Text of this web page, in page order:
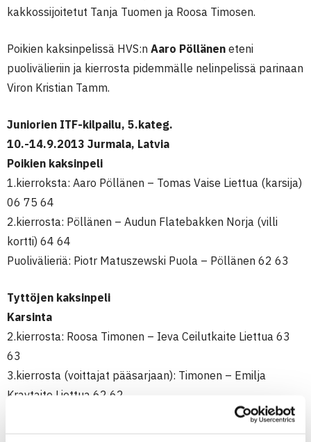
kakkossijoitetut Tanja Tuomen ja Roosa Timosen.
Poikien kaksinpelissä HVS:n Aaro Pöllänen eteni
puolivälieriin ja kierrosta pidemmälle nelinpelissä parinaan
Viron Kristian Tamm.
Juniorien ITF-kilpailu, 5.kateg.
10.-14.9.2013 Jurmala, Latvia
Poikien kaksinpeli
1.kierroksta: Aaro Pöllänen – Tomas Vaise Liettua (karsija)
06 75 64
2.kierrosta: Pöllänen – Audun Flatebakken Norja (villi
kortti) 64 64
Puolivälieriä: Piotr Matuszewski Puola – Pöllänen 62 63
Tyttöjen kaksinpeli
Karsinta
2.kierrosta: Roosa Timonen – Ieva Ceilutkaite Liettua 63
63
3.kierrosta (voittajat pääsarjaan): Timonen – Emilja
Kravtaite Liettua 62 62
1.kierrosta: Tanja Tuomi (1.) – Deniza Marcinkevica Latvia